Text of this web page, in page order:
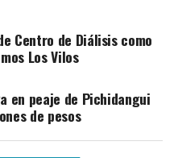
Centro de Diálisis como
Los Vilos
en peaje de Pichidangui
de pesos